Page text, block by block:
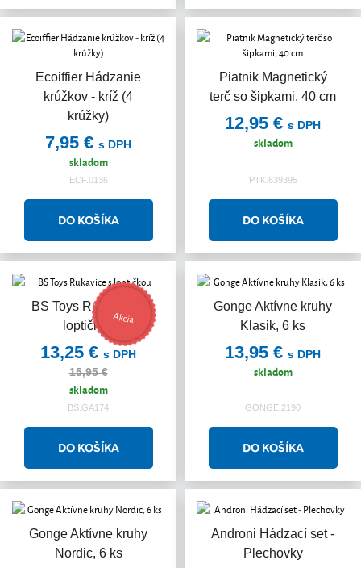
Ecoiffier Hádzanie
krúžkov - kríž (4
krúžky)
7,95 € s DPH
skladom
ECF.0136
Piatnik Magnetický
terč so šipkami, 40 cm
12,95 € s DPH
skladom
PTK.639395
BS Toys Rukavice s
loptičkou
Akcia
13,25 € s DPH
15,95 €
skladom
BS.GA174
Gonge Aktívne kruhy
Klasik, 6 ks
13,95 € s DPH
skladom
GONGE.2190
Gonge Aktívne kruhy
Nordic, 6 ks
Androni Hádzací set -
Plechovky